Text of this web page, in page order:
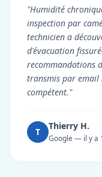
"Humidité
inspection par
technicien a
d'évacuation
recommandations
transmis par email
compétent."
T
Thierry H.
Google — il y a